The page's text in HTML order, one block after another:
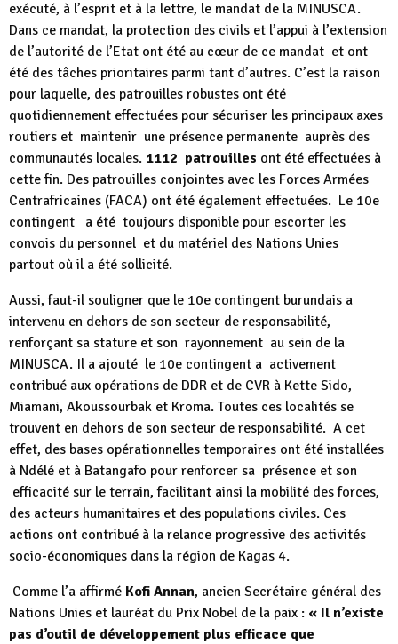
exécuté, à l’esprit et à la lettre, le mandat de la MINUSCA.
Dans ce mandat, la protection des civils et l’appui à l’extension
de l’autorité de l’Etat ont été au cœur de ce mandat et ont
été des tâches prioritaires parmi tant d’autres. C’est la raison
pour laquelle, des patrouilles robustes ont été
quotidiennement effectuées pour sécuriser les principaux axes
routiers et maintenir une présence permanente auprès des
communautés locales. 1112 patrouilles ont été effectuées à
cette fin. Des patrouilles conjointes avec les Forces Armées
Centrafricaines (FACA) ont été également effectuées. Le 10e
contingent a été toujours disponible pour escorter les
convois du personnel et du matériel des Nations Unies
partout où il a été sollicité.
Aussi, faut-il souligner que le 10e contingent burundais a
intervenu en dehors de son secteur de responsabilité,
renforçant sa stature et son rayonnement au sein de la
MINUSCA. Il a ajouté le 10e contingent a activement
contribué aux opérations de DDR et de CVR à Kette Sido,
Miamani, Akoussourbak et Kroma. Toutes ces localités se
trouvent en dehors de son secteur de responsabilité. A cet
effet, des bases opérationnelles temporaires ont été installées
à Ndélé et à Batangafo pour renforcer sa présence et son
efficacité sur le terrain, facilitant ainsi la mobilité des forces,
des acteurs humanitaires et des populations civiles. Ces
actions ont contribué à la relance progressive des activités
socio-économiques dans la région de Kagas 4.
Comme l’a affirmé Kofi Annan, ancien Secrétaire général des
Nations Unies et lauréat du Prix Nobel de la paix : « Il n’existe
pas d’outil de développement plus efficace que